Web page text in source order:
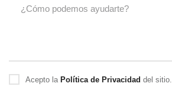
Acepto la Política de Privacidad del sitio.